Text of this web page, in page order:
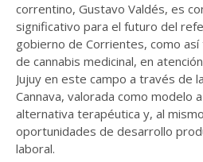
correntino, Gustavo Valdés, es
significativo para el futuro del
gobierno de Corrientes, como
de cannabis medicinal, en
Jujuy en este campo a través de
Cannava, valorada como modelo
alternativa terapéutica y, al
oportunidades de desarrollo
laboral.